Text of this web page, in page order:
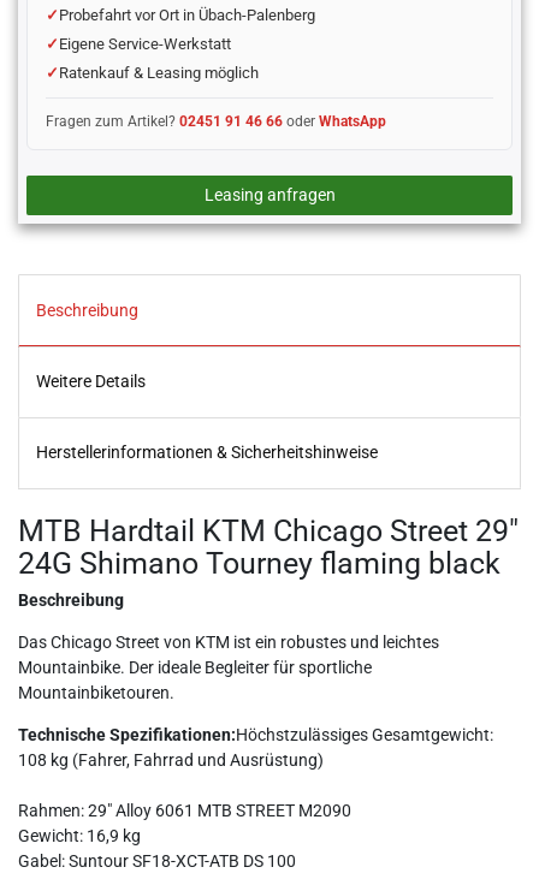
Probefahrt vor Ort in Übach-Palenberg
Eigene Service-Werkstatt
Ratenkauf & Leasing möglich
Fragen zum Artikel?02451 91 46 66 oderWhatsApp
Leasing anfragen
Beschreibung
Weitere Details
Herstellerinformationen & Sicherheitshinweise
MTB Hardtail KTM Chicago Street 29"
24G Shimano Tourney flaming black
Beschreibung
Das Chicago Street von KTM ist ein robustes und leichtes
Mountainbike. Der ideale Begleiter für sportliche
Mountainbiketouren.
Technische Spezifikationen:Höchstzulässiges Gesamtgewicht:
108 kg (Fahrer, Fahrrad und Ausrüstung)
Rahmen: 29" Alloy 6061 MTB STREET M2090
Gewicht: 16,9 kg
Gabel: Suntour SF18-XCT-ATB DS 100